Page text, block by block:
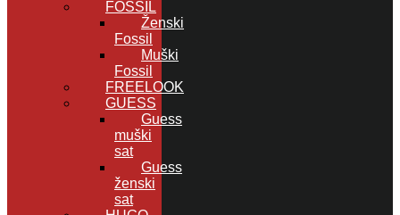
FOSSIL
Ženski
Fossil
Muški
Fossil
FREELOOK
GUESS
Guess
muški
sat
Guess
ženski
sat